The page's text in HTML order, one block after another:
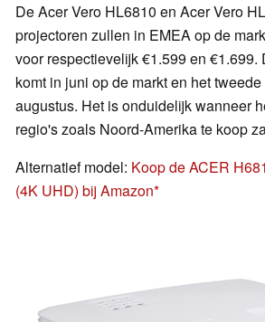
De Acer Vero HL6810 en Acer Vero
projectoren zullen in EMEA op de
voor respectievelijk €1.599 en €1.699.
komt in juni op de markt en het
augustus. Het is onduidelijk wanneer
regio's zoals Noord-Amerika te koop
Alternatief model: Koop de ACER
(4K UHD) bij Amazon